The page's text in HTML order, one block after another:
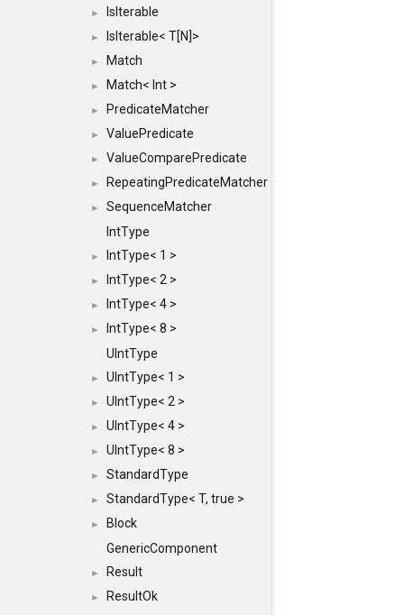
► IsIterable
► IsIterable< T[N]>
► Match
► Match< Int >
► PredicateMatcher
► ValuePredicate
► ValueComparePredicate
► RepeatingPredicateMatcher
►
SequenceMatcher
IntType
► IntType< 1 >
► IntType< 2 >
► IntType< 4 >
►
IntType< 8 >
UIntType
► UIntType< 1 >
► UIntType< 2 >
► UIntType< 4 >
► UIntType< 8 >
► StandardType
► StandardType< T, true >
►
Block
GenericComponent
► Result
►
ResultOk